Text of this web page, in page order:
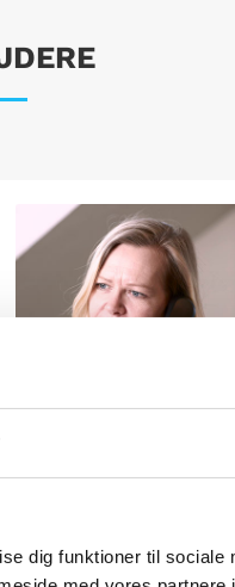
dig funktioner til sociale
kontor@rsbiler.dk